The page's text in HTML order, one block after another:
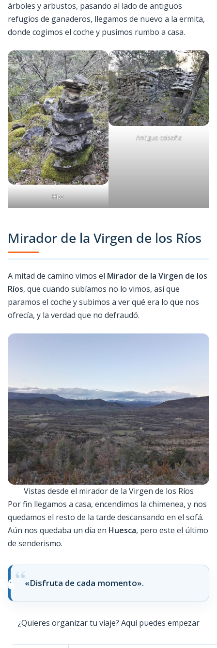
árboles y arbustos, pasando al lado de antiguos
refugios de ganaderos, llegamos de nuevo a la ermita,
donde cogimos el coche y pusimos rumbo a casa.
Hito
Antigua cabaña
Mirador de la Virgen de los Ríos
A mitad de camino vimos el Mirador de la Virgen de los
Ríos, que cuando subíamos no lo vimos, así que
paramos el coche y subimos a ver qué era lo que nos
ofrecía, y la verdad que no defraudó.
Vistas desde el mirador de la Virgen de los Ríos
Por fin llegamos a casa, encendimos la chimenea, y nos
quedamos el resto de la tarde descansando en el sofá.
Aún nos quedaba un día en Huesca, pero este el último
de senderismo.
«Disfruta de cada momento».
¿Quieres organizar tu viaje? Aquí puedes empezar